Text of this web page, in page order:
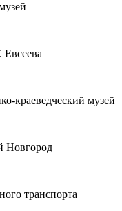
краеведческий музей
Новгород
транспорта